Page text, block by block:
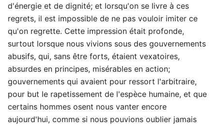
d'énergie et de dignité; et lorsqu'on se livre à ces
regrets, il est impossible de ne pas vouloir imiter ce
qu'on regrette. Cette impression était profonde,
surtout lorsque nous vivions sous des gouvernements
abusifs, qui, sans être forts, étaient vexatoires,
absurdes en principes, misérables en action;
gouvernements qui avaient pour ressort l'arbitraire,
pour but le rapetissement de l'espèce humaine, et que
certains hommes osent nous vanter encore
aujourd'hui, comme si nous pouvions oublier jamais